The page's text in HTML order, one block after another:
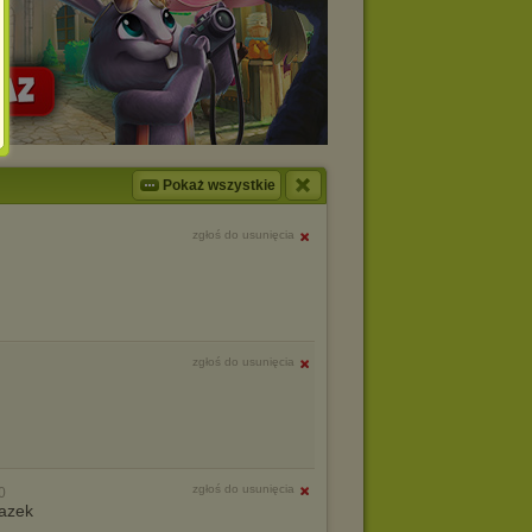
Pokaż wszystkie
zgłoś do usunięcia
zgłoś do usunięcia
zgłoś do usunięcia